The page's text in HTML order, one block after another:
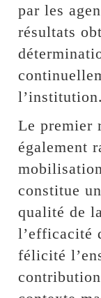
par les
résultats
l’institution.
Le premier
également
constitue
qualité de
l’efficacité
félicité